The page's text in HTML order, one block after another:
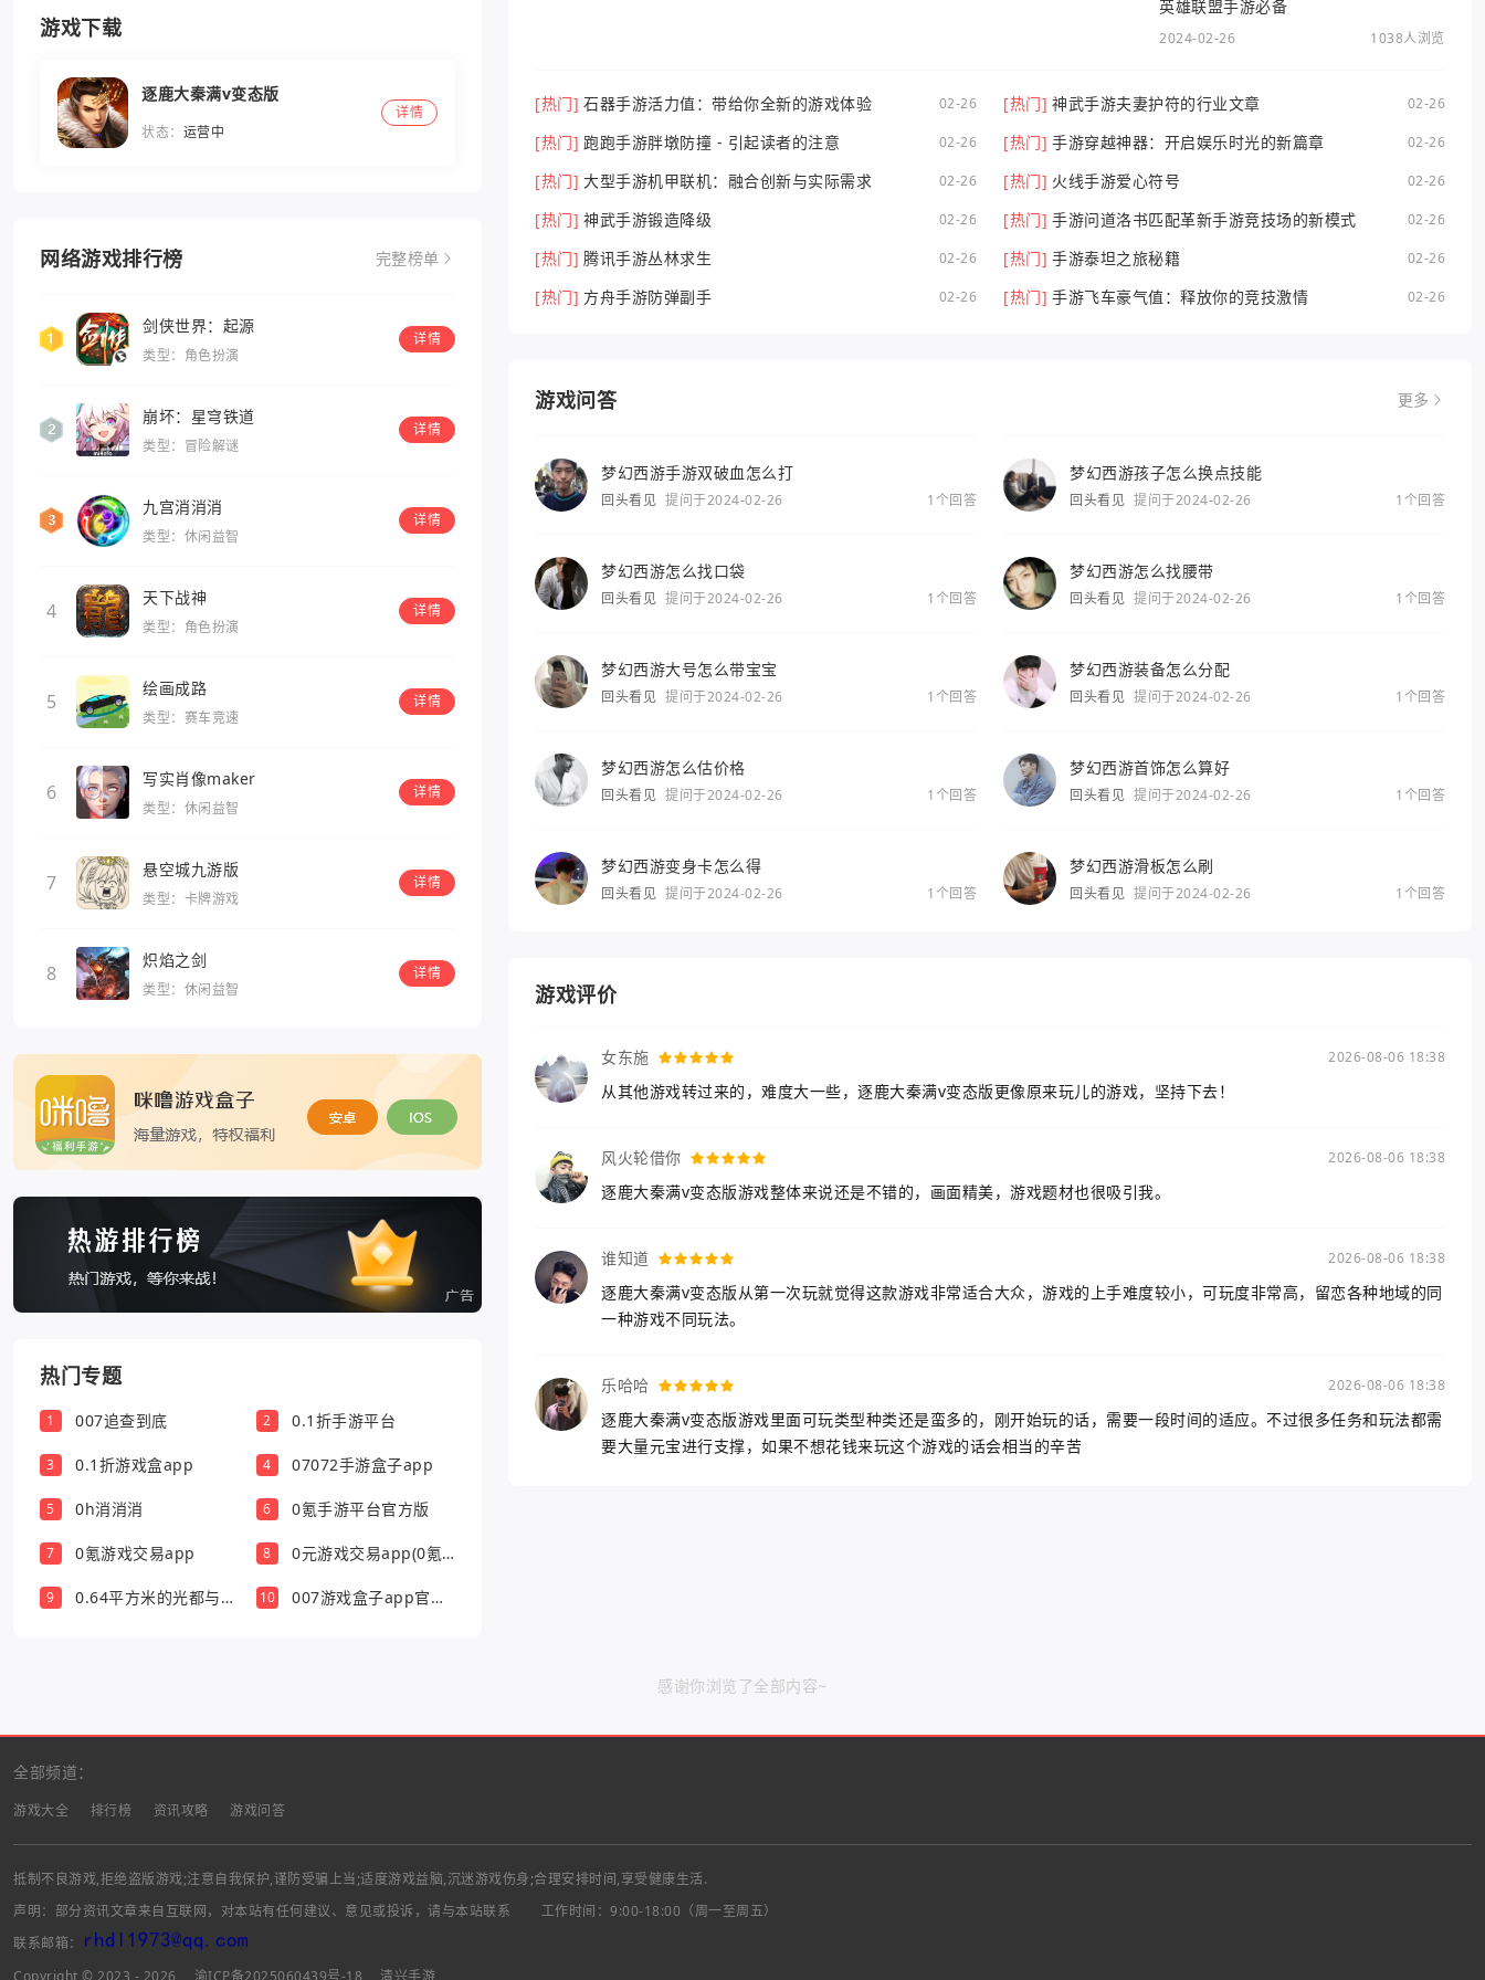
游戏下载
逐鹿大秦满v变态版
状态： 运营中
详情
网络游戏排行榜 完整榜单
剑侠世界：起源
类型：角色扮演
详情
崩坏：星穹铁道
类型：冒险解谜
详情
九宫消消消
类型：休闲益智
详情
4
天下战神
类型：角色扮演
详情
5
绘画成路
类型：赛车竞速
详情
6
写实肖像maker
类型：休闲益智
详情
7
悬空城九游版
类型：卡牌游戏
详情
8
炽焰之剑
类型：休闲益智
详情
热门专题
1 007追查到底 2 0.1折手游平台
3 0.1折游戏盒app 4 07072手游盒子app
5 0h消消消 6 0氪手游平台官方版
7 0氪游戏交易app 8
0元游戏交易app(0氪
9
0.64平方米的光都与你
10
007游戏盒子app官方
英雄联盟手游必备
2024-02-26 1038人浏览
[热门] 石器手游活力值：带给你全新的游戏体验 02-26 [热门] 神武手游夫妻护符的行业文章 02-26
[热门] 跑跑手游胖墩防撞 - 引起读者的注意 02-26 [热门] 手游穿越神器：开启娱乐时光的新篇章 02-26
[热门] 大型手游机甲联机：融合创新与实际需求 02-26 [热门] 火线手游爱心符号 02-26
[热门] 神武手游锻造降级 02-26 [热门] 手游问道洛书匹配革新手游竞技场的新模式 02-26
[热门] 腾讯手游丛林求生 02-26 [热门] 手游泰坦之旅秘籍 02-26
[热门] 方舟手游防弹副手 02-26 [热门] 手游飞车豪气值：释放你的竞技激情 02-26
游戏问答 更多
梦幻西游手游双破血怎么打
回头看见 提问于2024-02-26 1个回答
梦幻西游孩子怎么换点技能
回头看见 提问于2024-02-26 1个回答
梦幻西游怎么找口袋
回头看见 提问于2024-02-26 1个回答
梦幻西游怎么找腰带
回头看见 提问于2024-02-26 1个回答
梦幻西游大号怎么带宝宝
回头看见 提问于2024-02-26 1个回答
梦幻西游装备怎么分配
回头看见 提问于2024-02-26 1个回答
梦幻西游怎么估价格
回头看见 提问于2024-02-26 1个回答
梦幻西游首饰怎么算好
回头看见 提问于2024-02-26 1个回答
梦幻西游变身卡怎么得
回头看见 提问于2024-02-26 1个回答
梦幻西游滑板怎么刷
回头看见 提问于2024-02-26 1个回答
游戏评价
女东施 2026-08-06 18:38
从其他游戏转过来的，难度大一些，逐鹿大秦满v变态版更像原来玩儿的游戏，坚持下去！
风火轮借你 2026-08-06 18:38
逐鹿大秦满v变态版游戏整体来说还是不错的，画面精美，游戏题材也很吸引我。
谁知道 2026-08-06 18:38
逐鹿大秦满v变态版从第一次玩就觉得这款游戏非常适合大众，游戏的上手难度较小，可玩度非常高，留恋各种地域的同
一种游戏不同玩法。
乐哈哈 2026-08-06 18:38
逐鹿大秦满v变态版游戏里面可玩类型种类还是蛮多的，刚开始玩的话，需要一段时间的适应。不过很多任务和玩法都需
要大量元宝进行支撑，如果不想花钱来玩这个游戏的话会相当的辛苦
感谢你浏览了全部内容~
全部频道：
游戏大全 排行榜 资讯攻略 游戏问答
抵制不良游戏,拒绝盗版游戏;注意自我保护,谨防受骗上当;适度游戏益脑,沉迷游戏伤身;合理安排时间,享受健康生活.
声明：部分资讯文章来自互联网，对本站有任何建议、意见或投诉，请与本站联系
工作时间：9:00-18:00（周一至周五）
联系邮箱：
Copyright © 2023 - 2026
渝ICP备2025060439号-18 清兴手游